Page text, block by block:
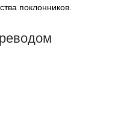
поклонников.